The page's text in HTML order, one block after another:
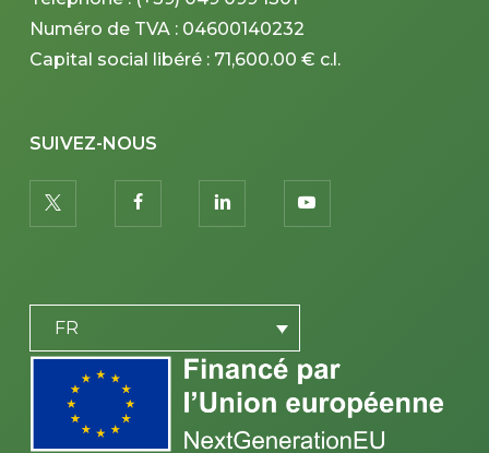
Numéro de TVA : 04600140232
Capital social libéré : 71,600.00 € c.l.
SUIVEZ-NOUS
twitter facebooklinkedin youtube
FR